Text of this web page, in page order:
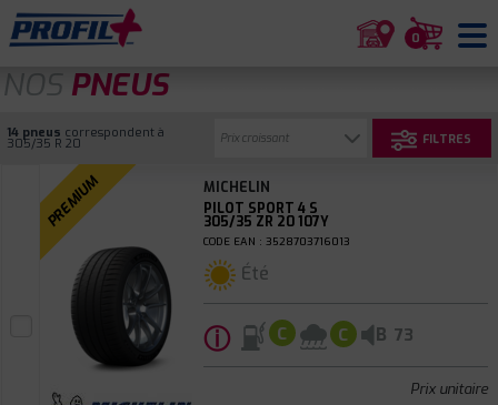
0
NOS PNEUS
14 pneus correspondent à
305/35 R 20 FILTRES
PREMIUM
MICHELIN
PILOT SPORT 4 S
305/35 ZR 20 107Y
CODE EAN : 3528703716013
Été
ⓘ C C B 73
Prix unitaire